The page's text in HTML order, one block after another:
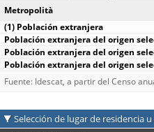
Metropolità
Fuente: Idescat, a partir del Censo
Selección de lugar de residencia